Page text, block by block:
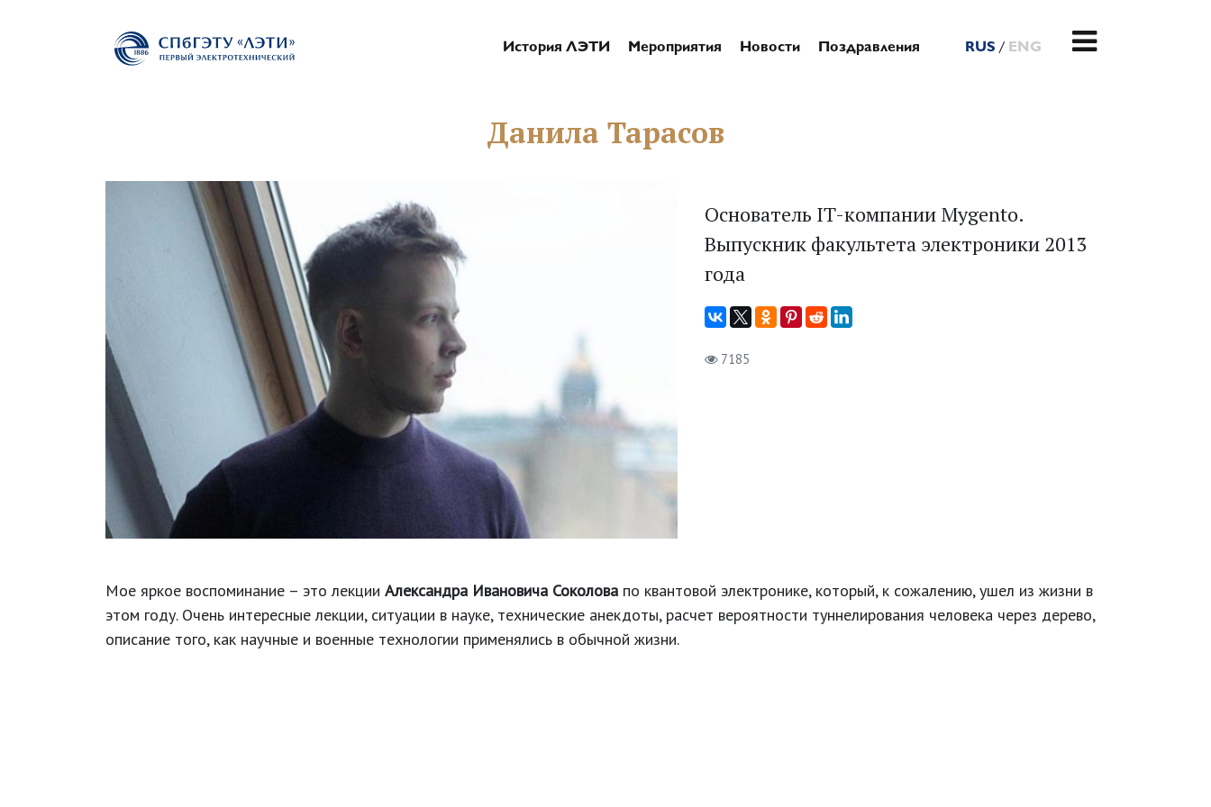
История ЛЭТИ Мероприятия Новости Поздравления RUS / ENG
Данила Тарасов
Основатель IT-компании Mygento.
Выпускник факультета электроники 2013
года
7185
Мое яркое воспоминание – это лекции Александра Ивановича Соколова по квантовой электронике, который, к сожалению, ушел из жизни в
этом году. Очень интересные лекции, ситуации в науке, технические анекдоты, расчет вероятности туннелирования человека через дерево,
описание того, как научные и военные технологии применялись в обычной жизни.